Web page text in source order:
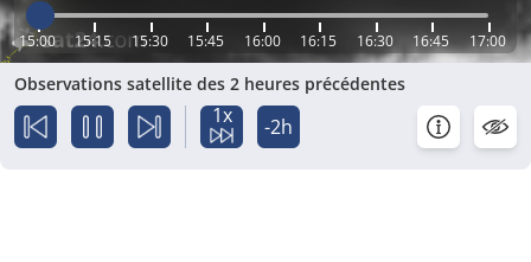
15:00 15:15 15:30 15:45 16:00 16:15 16:30 16:45 17:00
Observations satellite des 2 heures précédentes
1x -2h